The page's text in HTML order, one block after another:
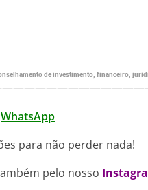
de investimento, financeiro,
WhatsApp
para não perder nada!
pelo nosso